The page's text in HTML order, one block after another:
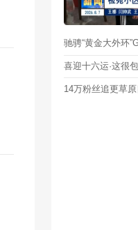
驰骋“黄金大外环
喜迎十六运·这很
14万粉丝追更草